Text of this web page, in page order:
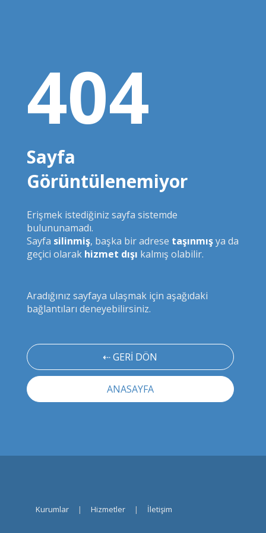
404
Sayfa
Görüntülenemiyor
Erişmek istediğiniz sayfa sistemde
bulununamadı.
Sayfa silinmiş, başka bir adrese taşınmışya da
geçici olarak hizmet dışı kalmış olabilir.
Aradığınız sayfaya ulaşmak için aşağıdaki
bağlantıları deneyebilirsiniz.
⇠ GERİ DÖN
ANASAYFA
Kurumlar | Hizmetler | İletişim